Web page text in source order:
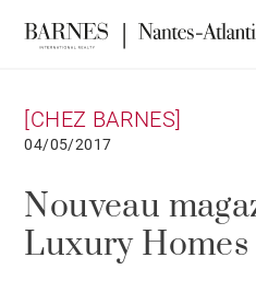
[CHEZ BARNES]
04/05/2017
Nouveau
Luxury Homes